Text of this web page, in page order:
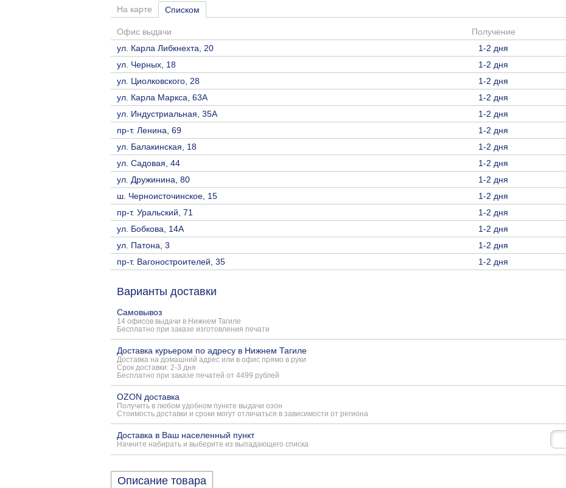
На карте Списком
Офис выдачи Получение
ул. Карла Либкнехта, 20
1-2 дня
ул. Черных, 18
1-2 дня
ул. Циолковского, 28
1-2 дня
ул. Карла Маркса, 63А
1-2 дня
ул. Индустриальная, 35А
1-2 дня
пр-т. Ленина, 69
1-2 дня
ул. Балакинская, 18
1-2 дня
ул. Садовая, 44
1-2 дня
ул. Дружинина, 80
1-2 дня
ш. Черноисточинское, 15
1-2 дня
пр-т. Уральский, 71
1-2 дня
ул. Бобкова, 14А
1-2 дня
ул. Патона, 3
1-2 дня
пр-т. Вагоностроителей, 35
1-2 дня
Варианты доставки
Самовывоз
14 офисов выдачи в Нижнем Тагиле
Бесплатно при заказе изготовления печати
Доставка курьером по адресу в Нижнем Тагиле
Доставка на домашний адрес или в офис прямо в руки
Срок доставки: 2-3 дня
Бесплатно при заказе печатей от 4499 рублей
OZON доставка
Получить в любом удобном пункте выдачи озон
Стоимость доставки и сроки могут отличаться в зависимости от региона
Доставка в Ваш населенный пункт
Начните набирать и выберите из выпадающего списка
Описание товара